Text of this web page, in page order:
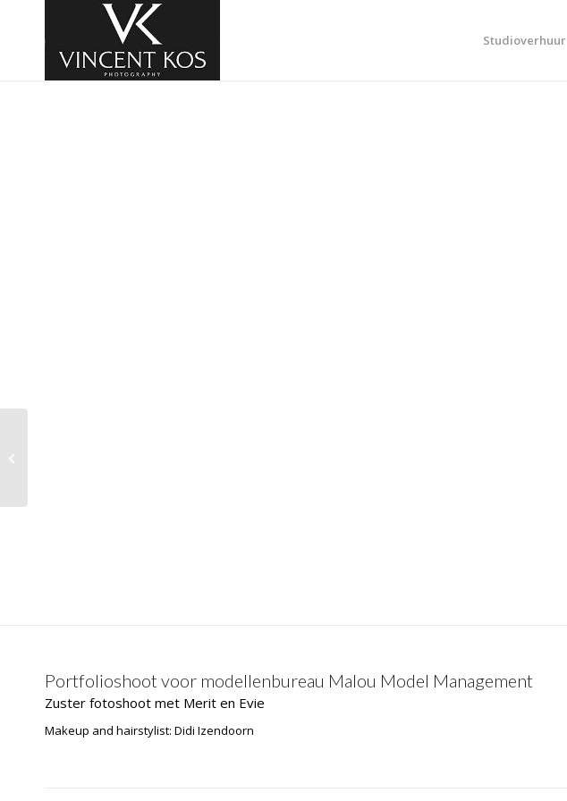
Studioverhuur
Portfolioshoot voor modellenbureau Malou Model Management
Zuster fotoshoot met Merit en Evie
Makeup and hairstylist: Didi Izendoorn